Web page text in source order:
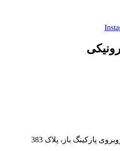
پارکینگ باز، پلاک 383